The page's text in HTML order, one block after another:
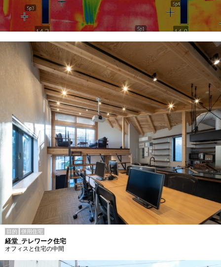
目的 併用住宅
経堂_テレワーク住宅
オフィスと住宅の中間